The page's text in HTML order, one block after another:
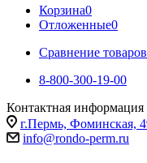
Корзина0
Отложенные0
Сравнение товаров
8-800-300-19-00
Контактная информация
г.Пермь, Фоминская,
info@rondo-perm.ru